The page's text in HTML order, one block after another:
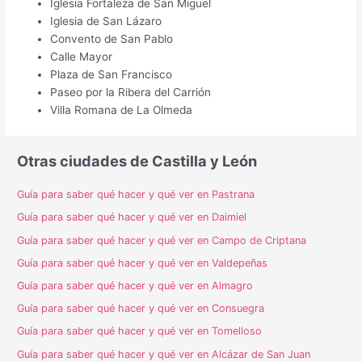
Iglesia Fortaleza de San Miguel
Iglesia de San Lázaro
Convento de San Pablo
Calle Mayor
Plaza de San Francisco
Paseo por la Ribera del Carrión
Villa Romana de La Olmeda
Otras ciudades de Castilla y León
Guía para saber qué hacer y qué ver en Pastrana
Guía para saber qué hacer y qué ver en Daimiel
Guía para saber qué hacer y qué ver en Campo de Criptana
Guía para saber qué hacer y qué ver en Valdepeñas
Guía para saber qué hacer y qué ver en Almagro
Guía para saber qué hacer y qué ver en Consuegra
Guía para saber qué hacer y qué ver en Tomelloso
Guía para saber qué hacer y qué ver en Alcázar de San Juan